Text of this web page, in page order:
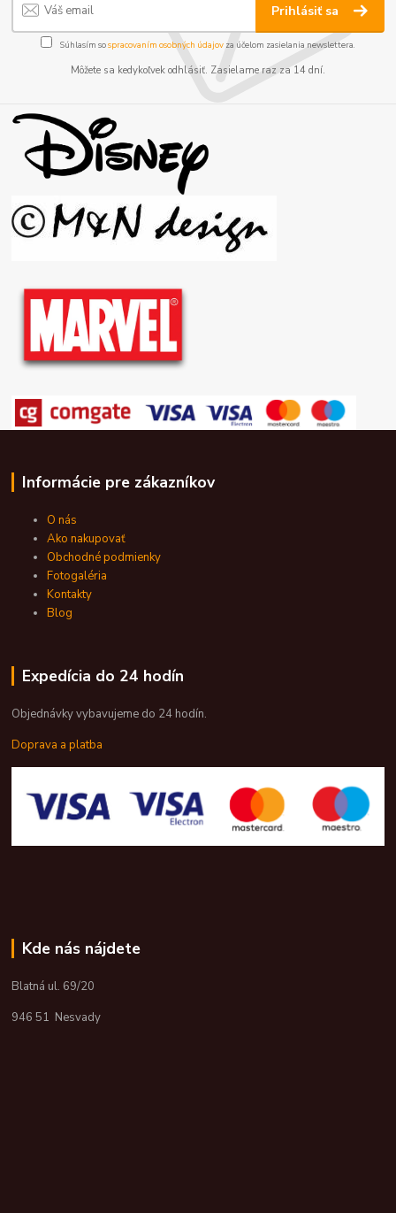
Prihlásiť sa
Súhlasím sospracovaním osobných údajov za účelom zasielania newslettera.
Môžete sa kedykoľvek odhlásiť. Zasielame raz za 14 dní.
Informácie pre zákazníkov
O nás
Ako nakupovať
Obchodné podmienky
Fotogaléria
Kontakty
Blog
Expedícia do 24 hodín
Objednávky vybavujeme do 24 hodín.
Doprava a platba
Kde nás nájdete
Blatná ul. 69/20
946 51 Nesvady